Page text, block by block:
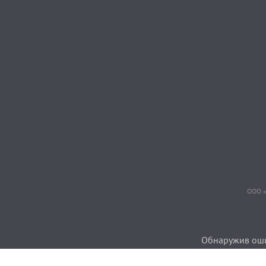
ООО
Обнаружив